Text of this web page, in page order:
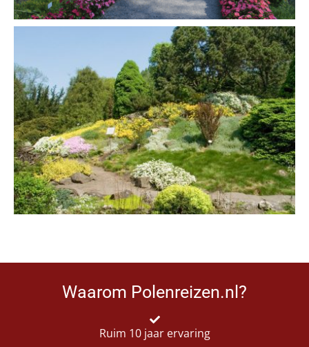
Waarom Polenreizen.nl?
Ruim 10 jaar ervaring